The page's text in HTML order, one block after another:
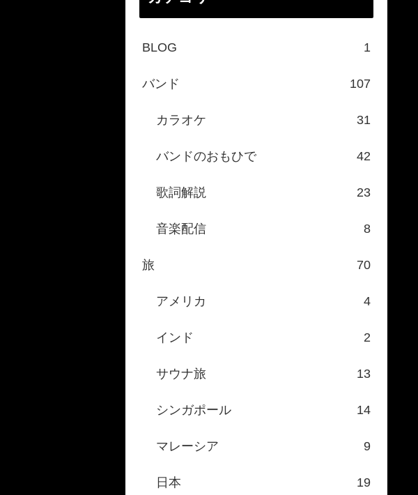
BLOG 1
バンド 107
カラオケ 31
バンドのおもひで 42
歌詞解説 23
音楽配信 8
旅 70
アメリカ 4
インド 2
サウナ旅 13
シンガポール 14
マレーシア 9
日本 19